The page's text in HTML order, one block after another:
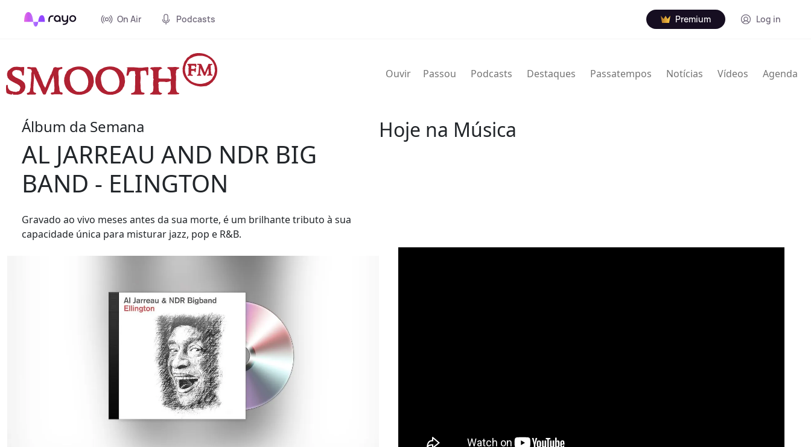
On Air Podcasts Premium Log in
Ouvir Passou Podcasts Destaques Passatempos Notícias Vídeos Agenda
Álbum da Semana
AL JARREAU AND NDR BIG
BAND - ELINGTON
Gravado ao vivo meses antes da sua morte, é um brilhante tributo à sua
capacidade única para misturar jazz, pop e R&B.
Hoje na Música